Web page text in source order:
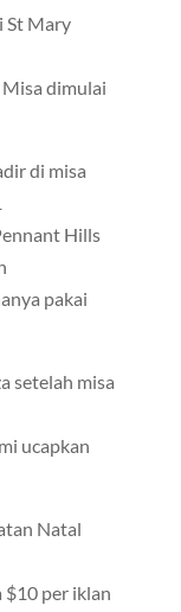
St Mary
dimulai
di misa
Hills
pakai
setelah misa
ucapkan
Natal
$10 per iklan